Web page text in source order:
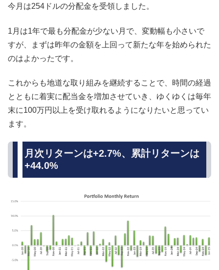
今月は254ドルの分配金を受領しました。
1月は1年で最も分配金が少ない月で、変動幅も小さいで
すが、まずは昨年の金額を上回って新たな年を始められた
のはよかったです。
これからも地道な取り組みを継続することで、時間の経過
とともに着実に配当金を増加させていき、ゆくゆくは毎年
末に100万円以上を受け取れるようになりたいと思ってい
ます。
月次リターンは+2.7%、累計リターンは
+44.0%